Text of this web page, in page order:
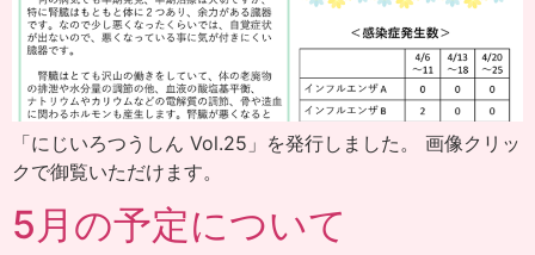
「にじいろつうしん Vol.25」を発行しました。 画像クリッ
クで御覧いただけます。
5月の予定について